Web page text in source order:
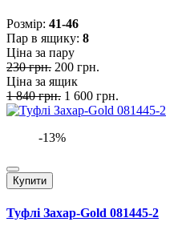
Розмiр: 41-46
Пар в ящику: 8
Ціна за пару
230 грн. 200 грн.
Ціна за ящик
1 840 грн. 1 600 грн.
-13%
Купити
Туфлі Захар-Gold 081445-2